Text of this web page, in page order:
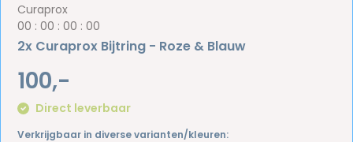
Curaprox
00 :00 :00 :00
2x Curaprox Bijtring - Roze & Blauw
100,-
Direct leverbaar
Verkrijgbaar in diverse varianten/kleuren: